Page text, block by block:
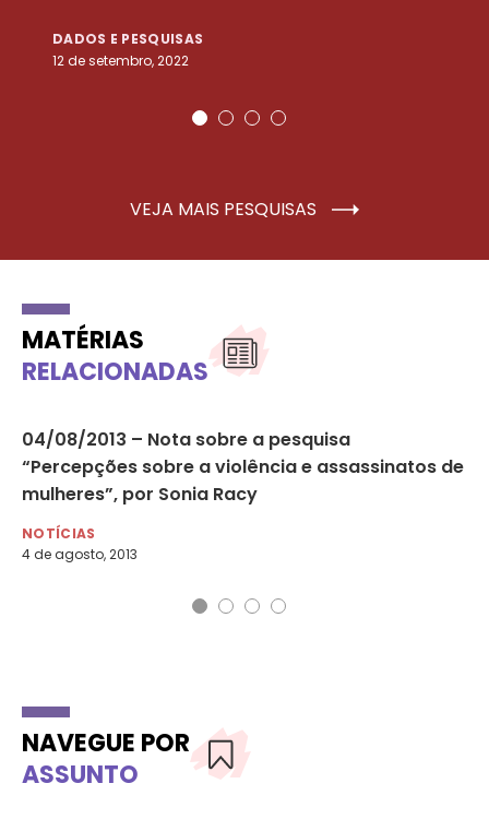
DADOS E PESQUISAS
12 de setembro, 2022
VEJA MAIS PESQUISAS
MATÉRIAS
RELACIONADAS
04/08/2013 – Nota sobre a pesquisa
“Percepções sobre a violência e assassinatos de
mulheres”, por Sonia Racy
NOTÍCIAS
4 de agosto, 2013
NAVEGUE POR
ASSUNTO